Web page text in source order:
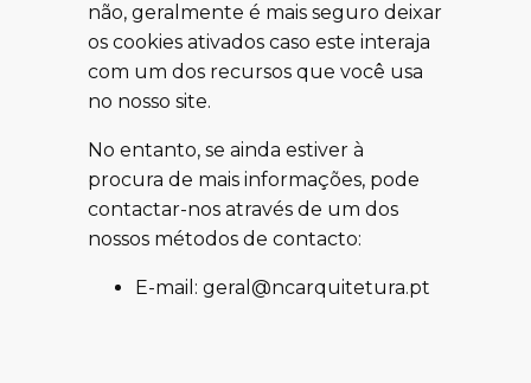
não, geralmente é mais seguro deixar
os cookies ativados caso este interaja
com um dos recursos que você usa
no nosso site.
No entanto, se ainda estiver à
procura de mais informações, pode
contactar-nos através de um dos
nossos métodos de contacto:
E-mail: geral@ncarquitetura.pt